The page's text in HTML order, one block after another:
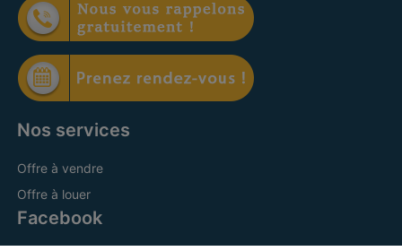
Nos services
Offre à vendre
Offre à louer
Facebook